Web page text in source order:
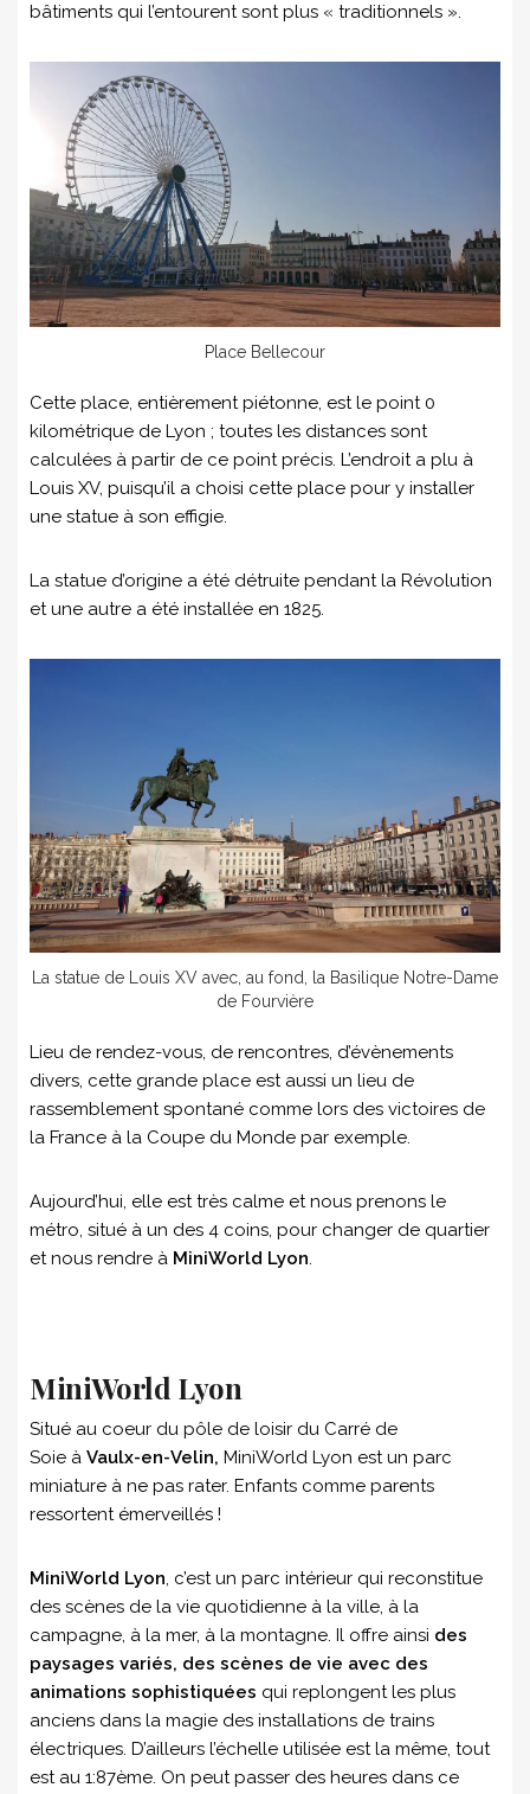
bâtiments qui l’entourent sont plus « traditionnels ».
Place Bellecour
Cette place, entièrement piétonne, est le point 0
kilométrique de Lyon ; toutes les distances sont
calculées à partir de ce point précis. L’endroit a plu à
Louis XV, puisqu’il a choisi cette place pour y installer
une statue à son effigie.
La statue d’origine a été détruite pendant la Révolution
et une autre a été installée en 1825.
La statue de Louis XV avec, au fond, la Basilique Notre-Dame
de Fourvière
Lieu de rendez-vous, de rencontres, d’évènements
divers, cette grande place est aussi un lieu de
rassemblement spontané comme lors des victoires de
la France à la Coupe du Monde par exemple.
Aujourd’hui, elle est très calme et nous prenons le
métro, situé à un des 4 coins, pour changer de quartier
et nous rendre à MiniWorld Lyon.
MiniWorld Lyon
Situé au coeur du pôle de loisir du Carré de
Soie à Vaulx-en-Velin, MiniWorld Lyon est un parc
miniature à ne pas rater. Enfants comme parents
ressortent émerveillés !
MiniWorld Lyon, c’est un parc intérieur qui reconstitue
des scènes de la vie quotidienne à la ville, à la
campagne, à la mer, à la montagne. Il offre ainsi des
paysages variés, des scènes de vie avec des
animations sophistiquées qui replongent les plus
anciens dans la magie des installations de trains
électriques. D’ailleurs l’échelle utilisée est la même, tout
est au 1:87ème. On peut passer des heures dans ce